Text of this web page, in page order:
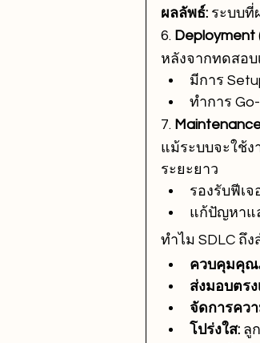
ผลลัพธ์: ระบบที่
6. Deployment
หลังจากทดสอบ
มีการ
ทำการ
7.
แม้ระบบจะใช้ง
ระยะยาว
รองรับฟีเจ
แก้ปัญหาแ
ทำไม SDLC ถึ
ควบคุมคุณ
ส่งมอบตรง
จัดการควา
โปร่งใส: ลู